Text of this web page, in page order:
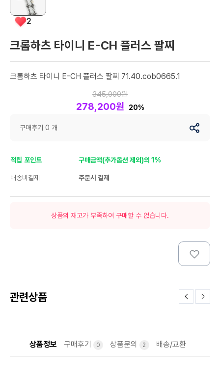
2
크롬하츠 타이니 E-CH 플러스 팔찌
크롬하츠 타이니 E-CH 플러스 팔찌 71.40.cob0665.1
345,000원
278,200원 20%
구매후기 0 개
적립 포인트 구매금액(추가옵션 제외)의 1%
배송비결제 주문시 결제
상품의 재고가 부족하여 구매할 수 없습니다.
관련상품
상품정보 구매후기 0 상품문의 2 배송/교환